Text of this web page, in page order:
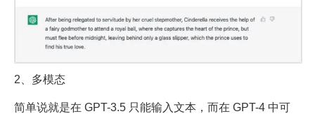
2、多模态
简单说就是在 GPT-3.5 只能输入文本，而在 GPT-4 中可